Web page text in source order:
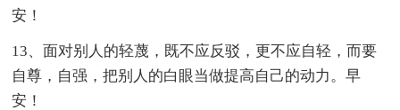
安！
13、面对别人的轻蔑，既不应反驳，更不应自轻，而要
自尊，自强，把别人的白眼当做提高自己的动力。早
安！